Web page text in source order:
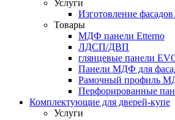
Услуги
Изготовление фасадов
Товары
МДФ панели Etterno
ЛДСП/ДВП
глянцевые панели
Панели МДФ для
Рамочный профиль
Перфорированные
Комплектующие для дверей-купе
Услуги